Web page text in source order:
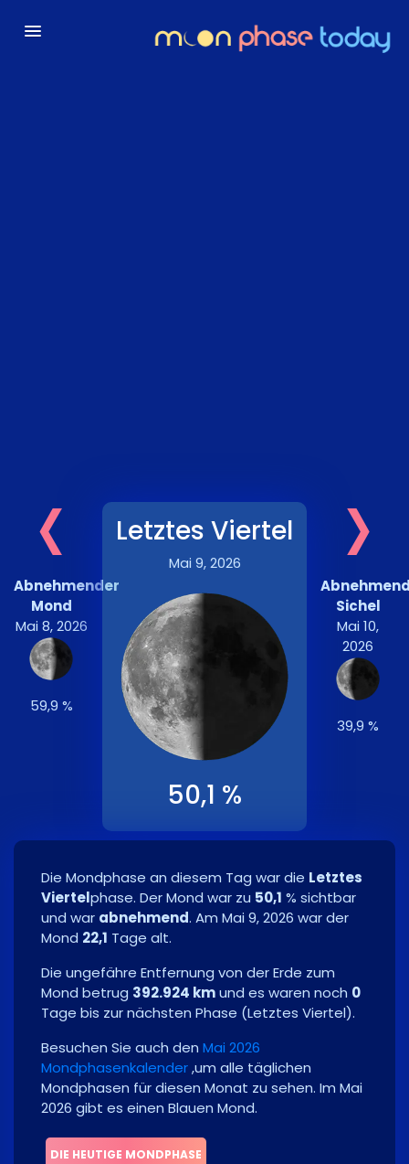
‹
Abnehmender
Mond
Mai 8, 2026
59,9 %
Letztes Viertel
Mai 9, 2026
50,1 %
›
Sichel
Mai 10,
2026
39,9 %
Die Mondphase an diesem Tag war die Letztes
Viertelphase. Der Mond war zu 50,1 % sichtbar
und war abnehmend. Am Mai 9, 2026 war der
Mond 22,1 Tage alt.
Die ungefähre Entfernung von der Erde zum
Mond betrug 392.924 kmund es waren noch 0
Tage bis zur nächsten Phase (Letztes Viertel).
Besuchen Sie auch den Mai 2026
Mondphasenkalender,um alle täglichen
Mondphasen für diesen Monat zu sehen. Im Mai
2026 gibt es einen Blauen Mond.
DIE HEUTIGE MONDPHASE